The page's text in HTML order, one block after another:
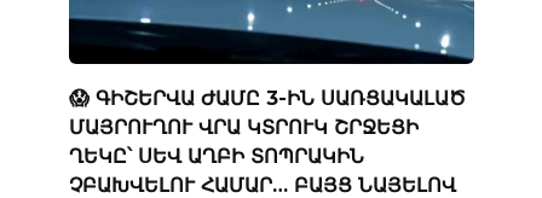
😱 ԳԻՇԵՐՎԱ ԺԱՄԸ 3-ԻՆ ՍԱՌՑԱԿԱԼԱԾ
ՄԱՅՐՈՒՂՈՒ ՎՐԱ ԿՏՐՈՒԿ ՇՐՋԵՑԻ
ՂԵԿԸ՝ ՍԵՎ ԱՂԲԻ ՏՈՊՐԱԿԻՆ
ՉԲԱԽՎԵԼՈՒ ՀԱՄԱՐ… ԲԱՅՑ ՆԱՅԵԼՈՎ